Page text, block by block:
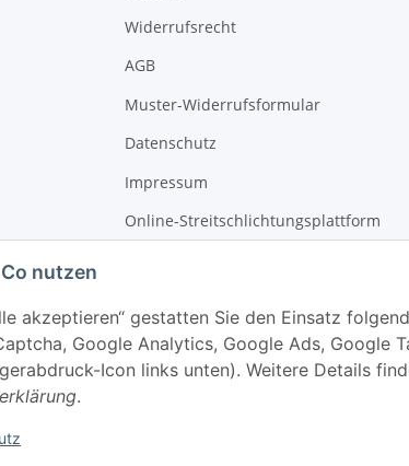
nutzen
akzeptieren“ gestatten Sie den Einsatz
Google Analytics, Google Ads, Google
Icon links unten). Weitere Details
.
Widerrufsrecht
AGB
Muster-Widerrufsformular
Datenschutz
Impressum
Online-Streitschlichtungsplattform